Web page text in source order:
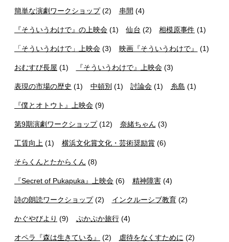
簡単な演劇ワークショップ(2) 串間 (4)
『そういうわけで』の上映会 (1) 仙台 (2) 相模原事件 (1)
「そういうわけで」上映会 (3) 映画『そういうわけで』 (1)
おむすび長屋 (1) 『そういうわけで』上映会(3)
表現の市場の歴史 (1) 中頓別 (1) 討論会 (1) 糸島 (1)
『僕とオトウト』上映会 (9)
第9期演劇ワークショップ(12) 奈緒ちゃん (3)
工賃向上 (1) 横浜文化賞文化・芸術奨励賞(6)
そらくんとたからくん (8)
『Secret of Pukapuka』上映会 (6) 精神障害(4)
詩の朗読ワークショップ(2) インクルーシブ教育(2)
かぐやびより (9) ぷかぷか旅行(4)
オペラ『森は生きている』 (2) 虐待をなくすために (2)